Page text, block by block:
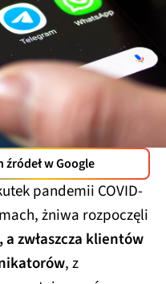
w Google
pandemii COVID-
żniwa rozpoczęli
zwłaszcza klientów
, z